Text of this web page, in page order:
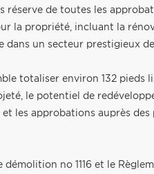
réserve de toutes les
la propriété, incluant la
un secteur prestigieux
totaliser environ 132 pieds
le potentiel de
les approbations auprès des
no 1116 et le